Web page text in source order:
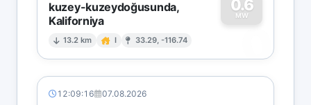
kuzey-kuzeydoğusunda,
Kaliforniya
13.2 km I 33.29, -116.74
0.6
MW
0
12:09:16 07.08.2026